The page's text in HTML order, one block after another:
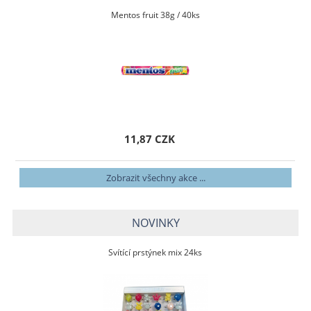
Mentos fruit 38g / 40ks
11,87 CZK
Zobrazit všechny akce ...
NOVINKY
Svítící prstýnek mix 24ks